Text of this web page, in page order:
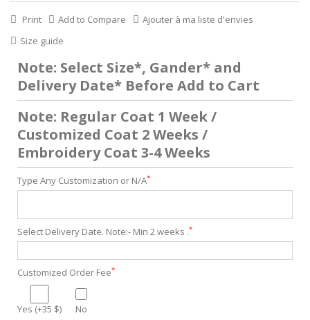
Print Add to Compare
Ajouter à ma liste d'envies
Size guide
Note: Select Size*, Gander* and
Delivery Date* Before Add to Cart
Note: Regular Coat 1 Week /
Customized Coat 2 Weeks /
Embroidery Coat 3-4 Weeks
Type Any Customization or N/A*
Select Delivery Date. Note:- Min 2 weeks .*
Customized Order Fee*
Yes (+35 $) No